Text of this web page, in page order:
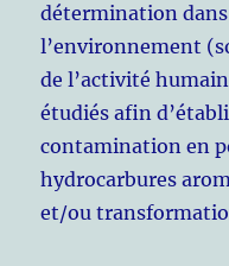
détermination
l’environnement
de l’activité
étudiés afin
contamination en
hydrocarbures
et/ou